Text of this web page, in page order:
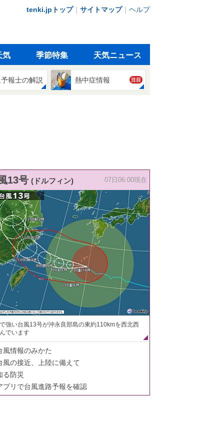
tenki.jpトップ｜ サイトマップ｜ ヘルプ
気 季節特集 天気ニュース
報士の解説 熱中症情報 注目
13号 (ドルフィン) 07日06:00現在
強い台風13号が沖永良部島の東約110kmを西北西
でいます
風情報のみかた
風の接近、上陸に備えて
る防災
プリで台風進路予報を確認